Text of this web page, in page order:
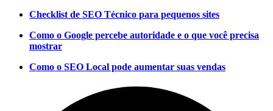
Checklist de SEO Técnico para pequenos sites
Como o Google percebe autoridade e o que você precisa
mostrar
Como o SEO Local pode aumentar suas vendas